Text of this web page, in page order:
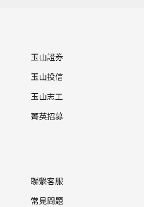
玉山證券
玉山投信
玉山志工
菁英招募
聯繫客服
常見問題